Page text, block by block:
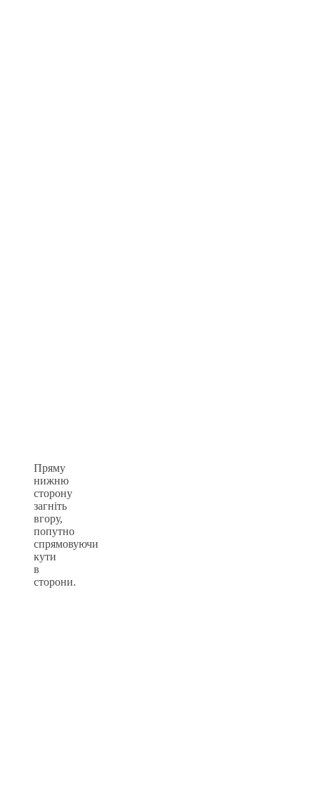
Пряму
нижню
сторону
загніть
вгору,
попутно
спрямовуючи
кути
в
сторони.